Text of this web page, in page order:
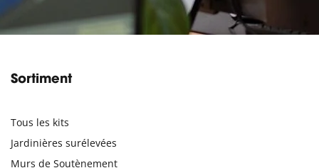
Sortiment
Tous les kits
Jardinières surélevées
Murs de Soutènement